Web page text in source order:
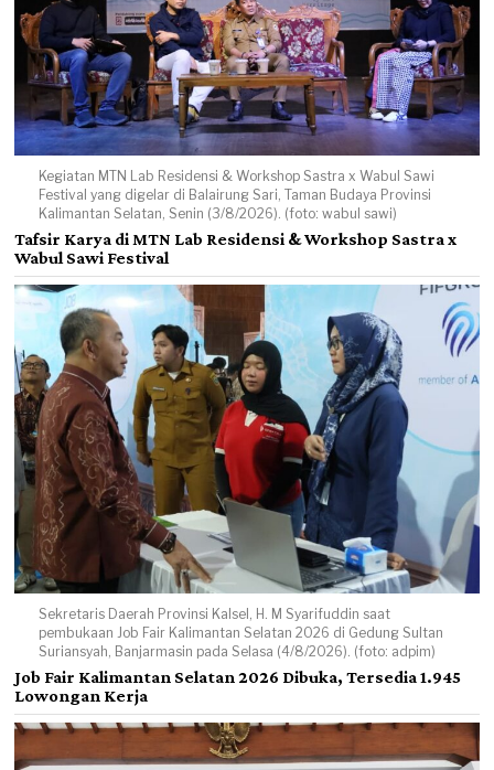
Kegiatan MTN Lab Residensi & Workshop Sastra x Wabul Sawi
Festival yang digelar di Balairung Sari, Taman Budaya Provinsi
Kalimantan Selatan, Senin (3/8/2026). (foto: wabul sawi)
Tafsir Karya di MTN Lab Residensi & Workshop Sastra x
Wabul Sawi Festival
Sekretaris Daerah Provinsi Kalsel, H. M Syarifuddin saat
pembukaan Job Fair Kalimantan Selatan 2026 di Gedung Sultan
Suriansyah, Banjarmasin pada Selasa (4/8/2026). (foto: adpim)
Job Fair Kalimantan Selatan 2026 Dibuka, Tersedia 1.945
Lowongan Kerja